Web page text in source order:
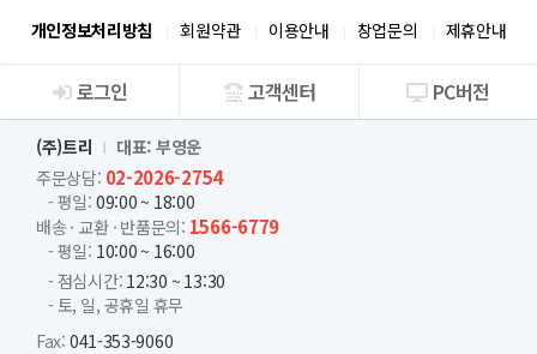
개인정보처리방침 회원약관 이용안내 창업문의 제휴안내
회사소개
로그인 고객센터 PC버전
(주)트리
대표: 부영운
주문상담: 02-2026-2754
- 평일: 09:00 ~ 18:00
배송 · 교환 · 반품문의: 1566-6779
- 평일: 10:00 ~ 16:00
- 점심시간: 12:30 ~ 13:30
- 토, 일, 공휴일 휴무
Fax: 041-353-9060